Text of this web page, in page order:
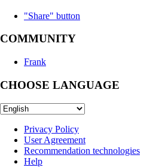
"Share" button
COMMUNITY
Frank
CHOOSE LANGUAGE
Privacy Policy
User Agreement
Recommendation technologies
Help